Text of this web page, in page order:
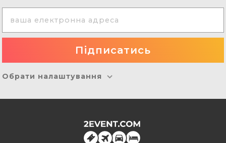
Обрати налаштування